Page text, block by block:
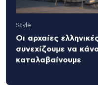
Style
Οι αρχαίες
συνεχίζουμε να
καταλαβαίνουμε